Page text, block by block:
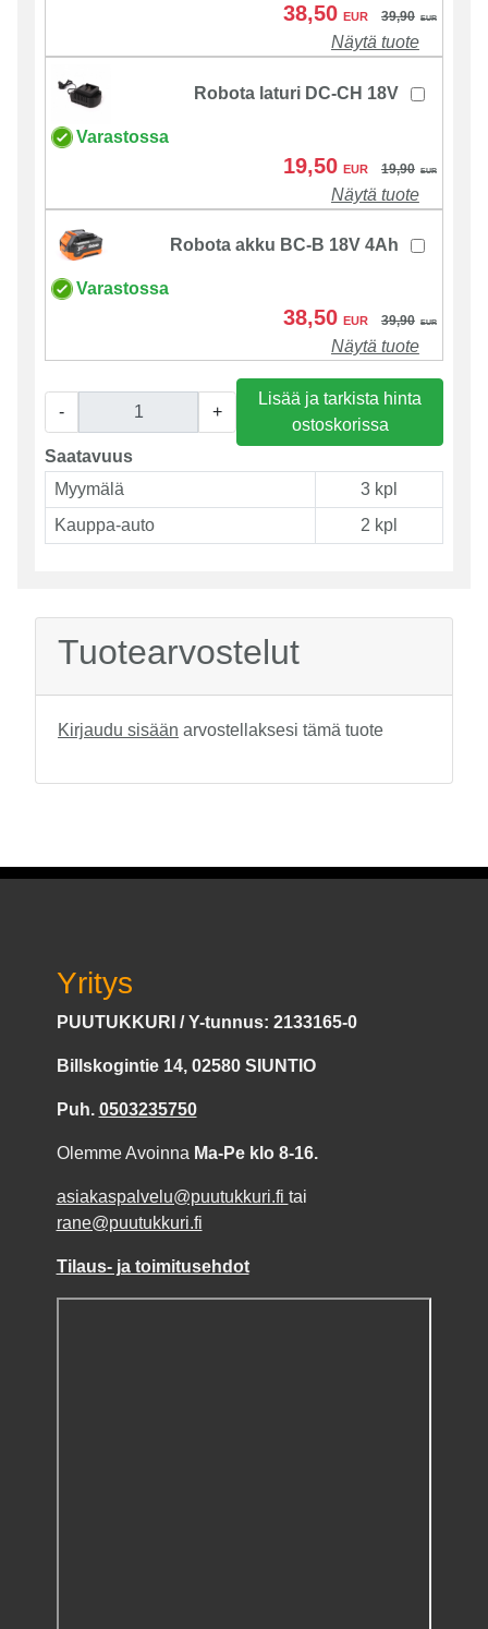
38,50 EUR 39,90 EUR
Näytä tuote
Robota laturi DC-CH 18V
Varastossa
19,50 EUR 19,90 EUR
Näytä tuote
Robota akku BC-B 18V 4Ah
Varastossa
38,50 EUR 39,90 EUR
Näytä tuote
- +
Lisää ja tarkista hinta
ostoskorissa
Saatavuus
Myymälä
3 kpl
Kauppa-auto
2 kpl
Tuotearvostelut
Kirjaudu sisään arvostellaksesi tämä tuote
Yritys
PUUTUKKURI / Y-tunnus: 2133165-0
Billskogintie 14, 02580 SIUNTIO
Puh. 0503235750
Olemme Avoinna Ma-Pe klo 8-16.
asiakaspalvelu@puutukkuri.fi tai
rane@puutukkuri.fi
Tilaus- ja toimitusehdot